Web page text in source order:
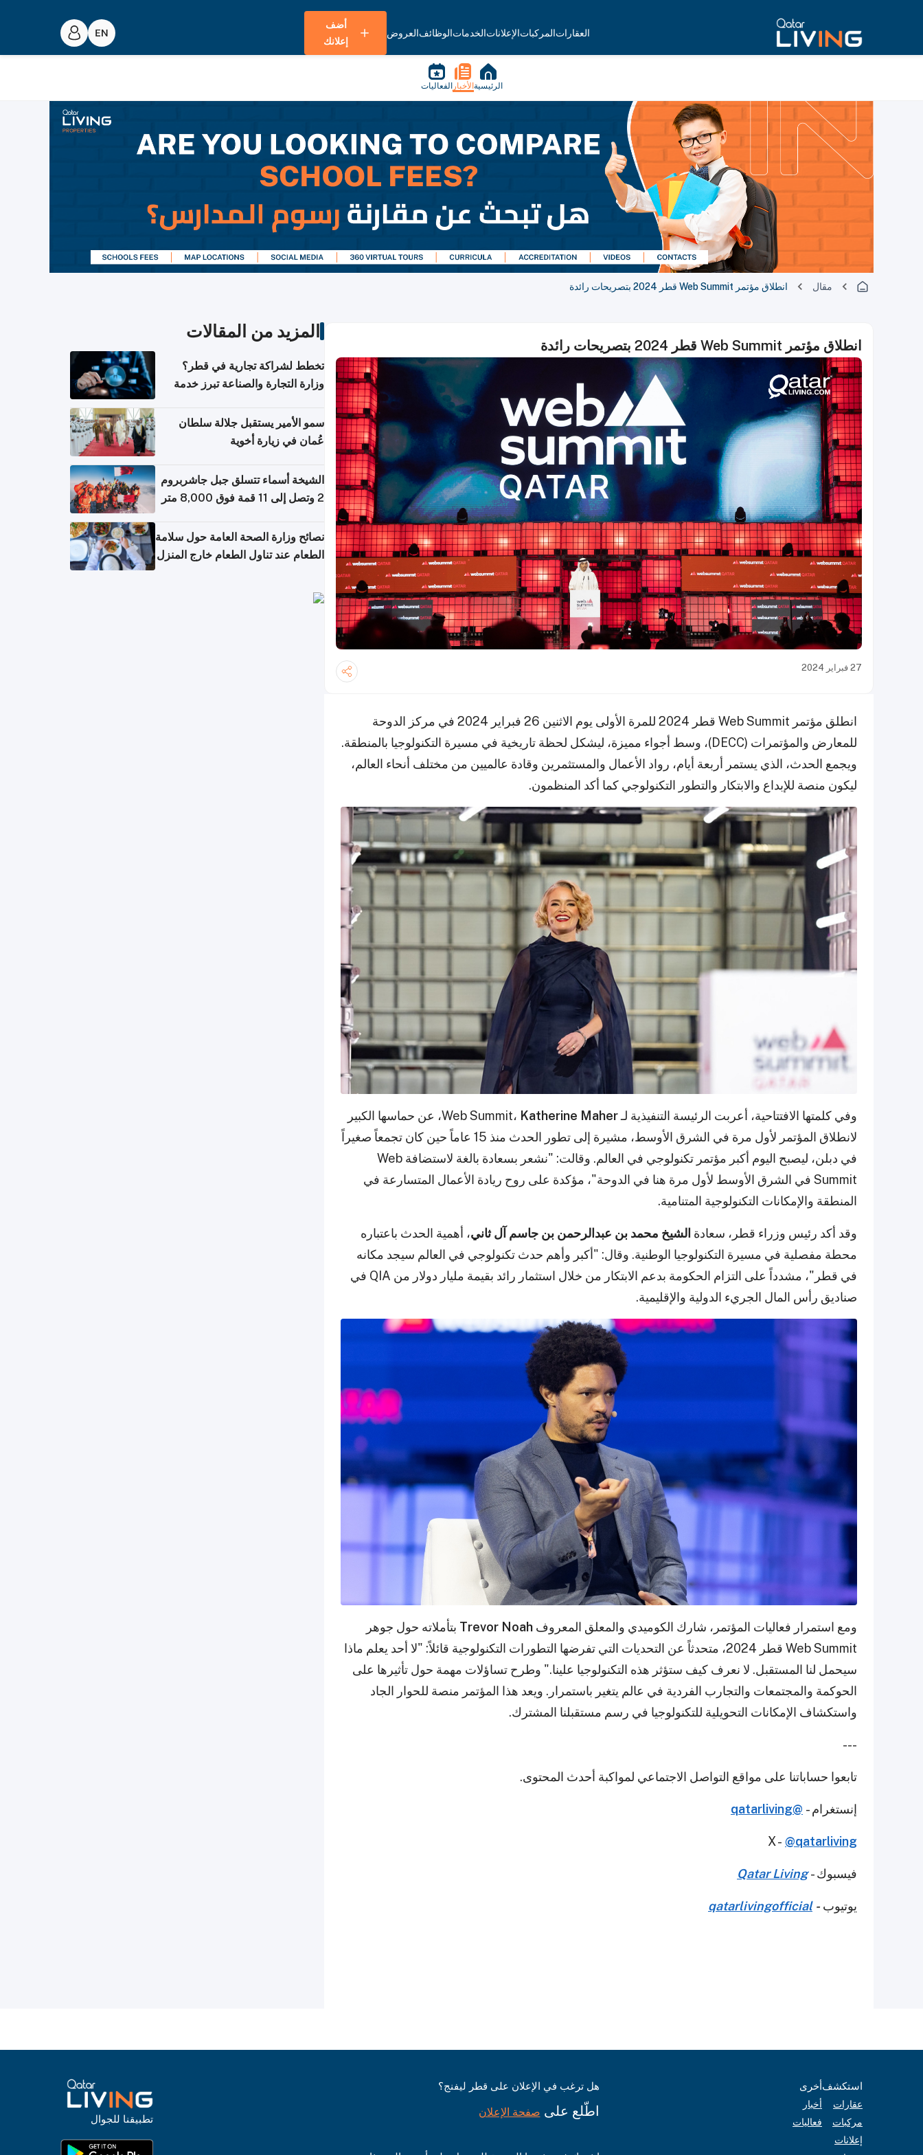
العقاراتالمركباتالإعلاناتالخدماتالوظائفالعروض
أضف
إعلانك
الرئيسية الأخبار الفعاليات
مقال انطلاق مؤتمر Web Summit قطر 2024 بتصريحات رائدة
انطلاق مؤتمر Web Summit قطر 2024 بتصريحات رائدة
27 فبراير 2024
انطلق مؤتمر Web Summit قطر 2024 للمرة الأولى يوم الاثنين 26 فبراير 2024 في مركز الدوحة
للمعارض والمؤتمرات (DECC)، وسط أجواء مميزة، ليشكل لحظة تاريخية في مسيرة التكنولوجيا بالمنطقة.
ويجمع الحدث، الذي يستمر أربعة أيام، رواد الأعمال والمستثمرين وقادة عالميين من مختلف أنحاء العالم،
ليكون منصة للإبداع والابتكار والتطور التكنولوجي كما أكد المنظمون.
وفي كلمتها الافتتاحية، أعربت الرئيسة التنفيذية لـ Web Summit،Katherine Maher
، عن حماسها الكبير
لانطلاق المؤتمر لأول مرة في الشرق الأوسط، مشيرة إلى تطور الحدث منذ 15 عاماً حين كان تجمعاً صغيراً
في دبلن، ليصبح اليوم أكبر مؤتمر تكنولوجي في العالم. وقالت: "نشعر بسعادة بالغة لاستضافة Web
Summit في الشرق الأوسط لأول مرة هنا في الدوحة"، مؤكدة على روح ريادة الأعمال المتسارعة في
المنطقة والإمكانات التكنولوجية المتنامية.
وقد أكد رئيس وزراء قطر، سعادة الشيخ محمد بن عبدالرحمن بن جاسم آل ثاني، أهمية الحدث باعتباره
محطة مفصلية في مسيرة التكنولوجيا الوطنية. وقال: "أكبر وأهم حدث تكنولوجي في العالم سيجد مكانه
في قطر"، مشدداً على التزام الحكومة بدعم الابتكار من خلال استثمار رائد بقيمة مليار دولار من QIA في
صناديق رأس المال الجريء الدولية والإقليمية.
ومع استمرار فعاليات المؤتمر، شارك الكوميدي والمعلق المعروف Trevor Noah بتأملاته حول جوهر
Web Summit قطر 2024، متحدثاً عن التحديات التي تفرضها التطورات التكنولوجية قائلاً: "لا أحد يعلم ماذا
سيحمل لنا المستقبل. لا نعرف كيف ستؤثر هذه التكنولوجيا علينا." وطرح تساؤلات مهمة حول تأثيرها على
الحوكمة والمجتمعات والتجارب الفردية في عالم يتغير باستمرار. ويعد هذا المؤتمر منصة للحوار الجاد
واستكشاف الإمكانات التحويلية للتكنولوجيا في رسم مستقبلنا المشترك.
---
تابعوا حساباتنا على مواقع التواصل الاجتماعي لمواكبة أحدث المحتوى.
إنستغرام - @qatarliving
X - @qatarliving
فيسبوك -Qatar Living
يوتيوب -
qatarlivingofficial
المزيد من المقالات
تخطط لشراكة تجارية في قطر؟
وزارة التجارة والصناعة تبرز خدمة
سمو الأمير يستقبل جلالة سلطان
عُمان في زيارة أخوية
الشيخة أسماء تتسلق جبل جاشربروم
2 وتصل إلى 11 قمة فوق 8,000 متر
نصائح وزارة الصحة العامة حول سلامة
الطعام عند تناول الطعام خارج المنزل
استكشف
عقارات
مركبات
إعلانات
أخرى
أخبار
فعاليات
هل ترغب في الإعلان على قطر ليفنج؟
اطّلع على صفحة الإعلان
تطبيقنا للجوال